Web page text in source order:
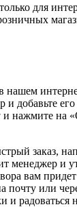
для
нашем
добавьте
и нажмите на
заказ,
менеджер и
вам
почту или
и радоваться